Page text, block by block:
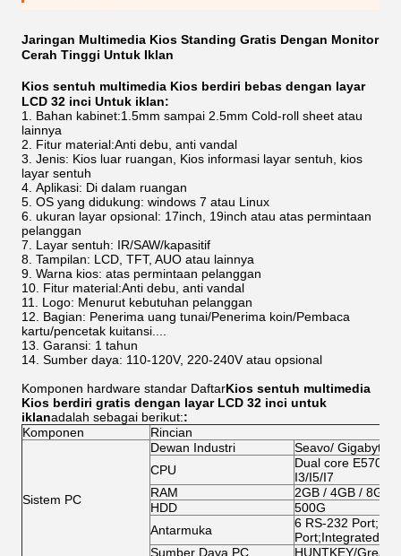
Jaringan Multimedia Kios Standing Gratis Dengan Monitor
Cerah Tinggi Untuk Iklan
Kios sentuh multimedia Kios berdiri bebas dengan layar
LCD 32 inci Untuk iklan:
Bahan kabinet:1.5mm sampai 2.5mm Cold-roll sheet atau
lainnya
Fitur material:Anti debu, anti vandal
Jenis: Kios luar ruangan, Kios informasi layar sentuh, kios
layar sentuh
Aplikasi: Di dalam ruangan
OS yang didukung: windows 7 atau Linux
ukuran layar opsional: 17inch, 19inch atau atas permintaan
pelanggan
Layar sentuh: IR/SAW/kapasitif
Tampilan: LCD, TFT, AUO atau lainnya
Warna kios: atas permintaan pelanggan
Fitur material:Anti debu, anti vandal
Logo: Menurut kebutuhan pelanggan
Bagian: Penerima uang tunai/Penerima koin/Pembaca
kartu/pencetak kuitansi....
Garansi: 1 tahun
Sumber daya: 110-120V, 220-240V atau opsional
Komponen hardware standar DaftarKios sentuh multimedia
Kios berdiri gratis dengan layar LCD 32 inci untuk
iklanadalah sebagai berikut::
Komponen
Rincian
Sistem PC
Dewan Industri
Seavo/ Gigabyte/
CPU
Dual core E5700/
I3/I5/I7
RAM
2GB / 4GB / 8GB
HDD
500G
Antarmuka
6 RS-232 Port;1
Port;Integrated
Sumber Daya PC
HUNTKEY/Great